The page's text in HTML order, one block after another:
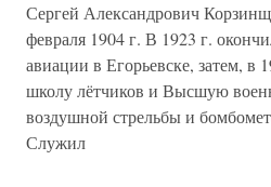
Сергей Александрович
февраля 1904 г. В 1923 г.
авиации в Егорьевске, затем,
школу лётчиков и Высшую
воздушной стрельбы и
Служил